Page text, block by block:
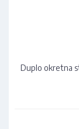
Duplo okretna